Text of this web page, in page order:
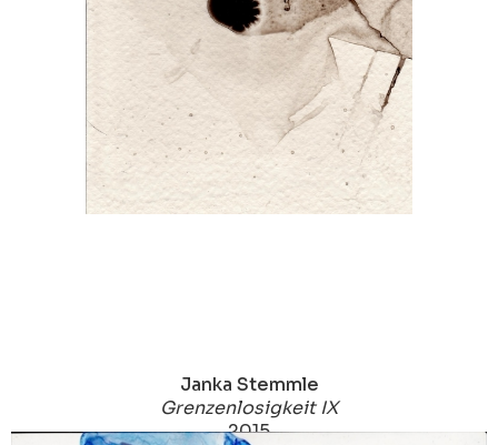
Janka Stemmle
Grenzenlosigkeit IX
2015